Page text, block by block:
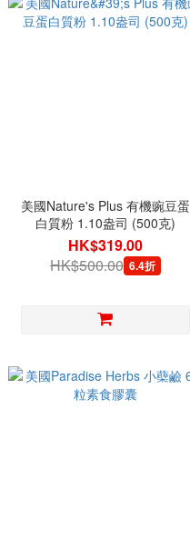
美國Nature's Plus 有機豌豆蛋
白質粉 1.10盎司 (500克)
HK$319.00
HK$500.00 6.4折